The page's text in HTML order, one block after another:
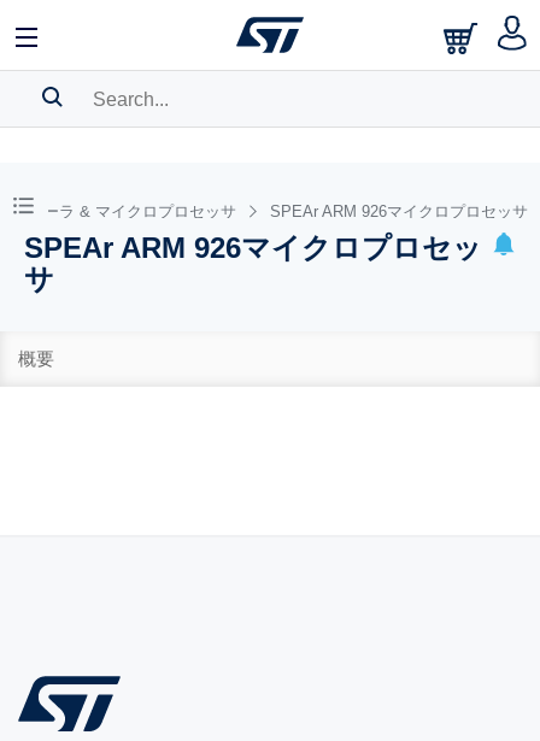
BOOKMARK
Pleaselog into show your saved searches.
トローラ & マイクロプロセッサ SPEAr ARM 926マイクロプロセッサ
SPEAr ARM 926マイクロプロセッ
サ
概要